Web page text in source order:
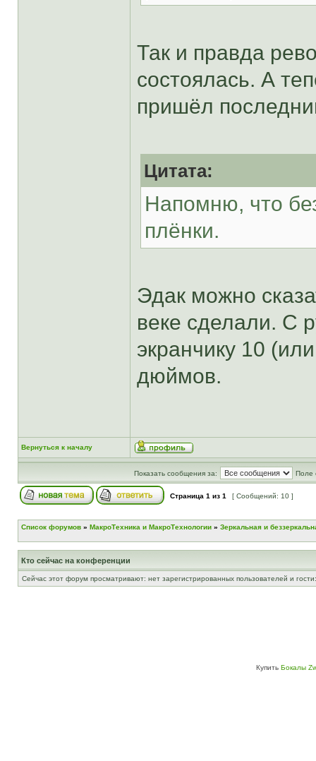
Так и правда
состоялась. А
пришёл
Цитата:
Напомню, что
плёнки.
Эдак можно
веке сделали. С
экранчику 10
дюймов.
Вернуться к началу
Показать сообщения за: Поле
Страница 1 из 1 [ Сообщений: 10 ]
Список форумов » МакроТехника и МакроТехнологии » Зеркальная и
Кто сейчас на конференции
Сейчас этот форум просматривают: нет зарегистрированных пользователей и
Купить Бокалы